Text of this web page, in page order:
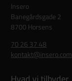
Insero
Banegårdsgade 2
8700 Horsens
70 26 37 48
kontakt@insero.com